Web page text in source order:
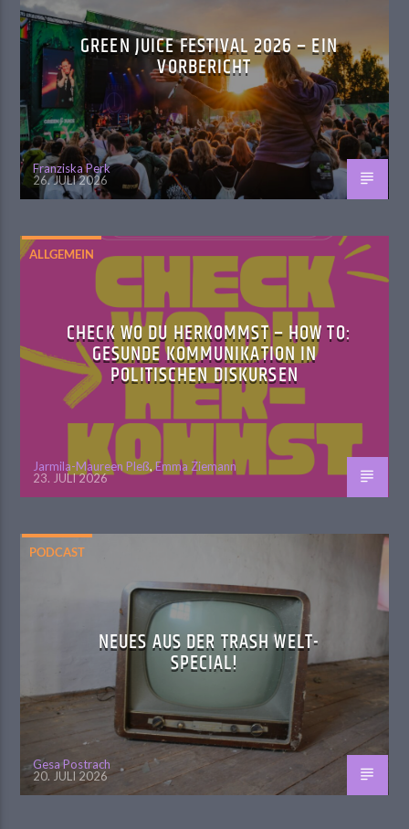
GREEN JUICE FESTIVAL 2026 – EIN
VORBERICHT
Franziska Perk
26. JULI 2026
ALLGEMEIN
CHECK WO DU HERKOMMST – HOW TO:
GESUNDE KOMMUNIKATION IN
POLITISCHEN DISKURSEN
Jarmila-Maureen Pleß,Emma Ziemann
23. JULI 2026
PODCAST
NEUES AUS DER TRASH WELT-
SPECIAL!
Gesa Postrach
20. JULI 2026